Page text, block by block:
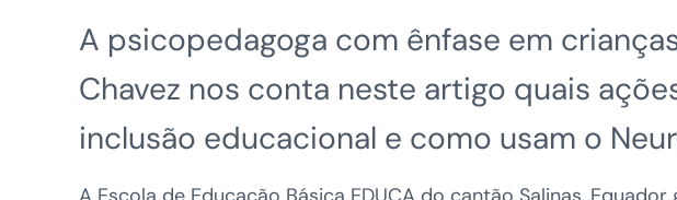
A psicopedagoga com ênfase em
Chavez nos conta neste artigo quais
inclusão educacional e como usam o